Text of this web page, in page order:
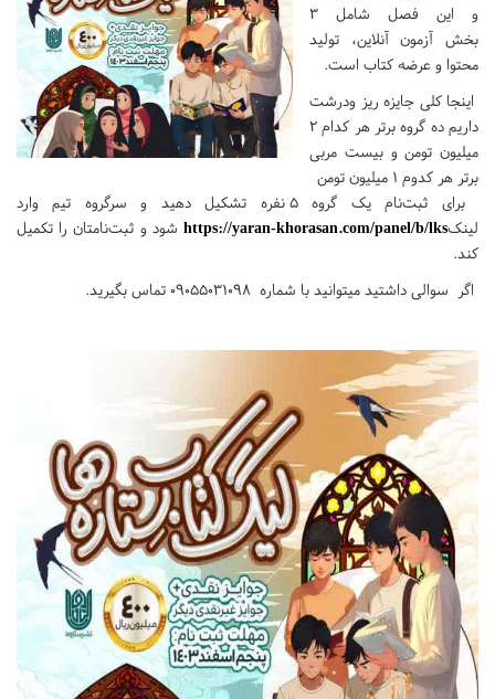
و این فصل شامل ۳
بخش آزمون آنلاین، تولید
محتوا و عرضه کتاب است.
اینجا کلی جایزه ریز ودرشت
داریم ده گروه برتر هر کدام ۲
میلیون تومن و بیست مربی
برتر هر کدوم ۱ میلیون تومن
برای ثبت‌نام یک گروه ۵ نفره تشکیل دهید و سرگروه تیم وارد
لینکhttps://yaran-khorasan.com/panel/b/lks شود و ثبت‌نامتان را تکمیل
کند.
اگر سوالی داشتید میتوانید با شماره ۰۹۰۵۵۰۳۱۰۹۸ تماس بگیرید.